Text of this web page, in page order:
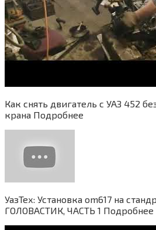
Как снять двигатель с УАЗ 452
крана Подробнее
УазТех: Установка om617 на
ГОЛОВАСТИК, ЧАСТЬ 1 Подробнее